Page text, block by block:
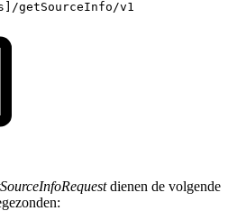
getSourceInfo/v1
dienen de volgende